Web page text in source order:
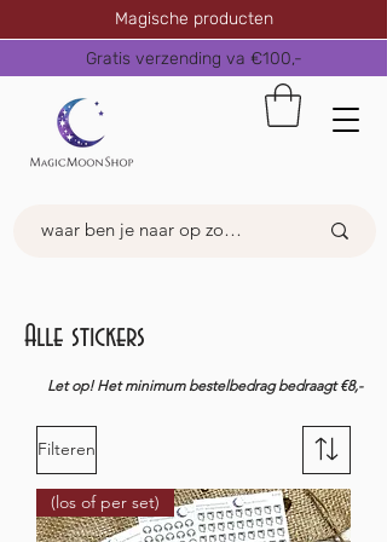
Magische producten
Gratis verzending va €100,-
Alle stickers
Let op! Het minimum bestelbedrag bedraagt €8,-
Filteren
(los of per set)